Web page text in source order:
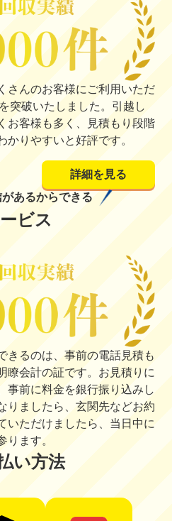
さんのお客様にご利用いただ
突破いたしました。引越し
お客様も多く、見積もり段階
かりやすいと好評です。
詳細を見る
あるからできる
ビス
きるのは、事前の電話見積も
瞭会計の証です。お見積りに
事前に料金を銀行振り込みし
りましたら、玄関先などお約
いただけましたら、当日中に
ります。
い方法